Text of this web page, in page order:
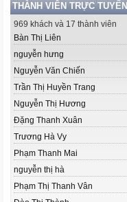
THÀNH VIÊN TRỰC TUYẾN
969 khách và 17 thành viên
Bàn Thị Liên
nguyễn hưng
Nguyễn Văn Chiến
Trần Thị Huyền Trang
Nguyễn Thị Hương
Đặng Thanh Xuân
Trương Hà Vy
Phạm Thanh Mai
nguyễn thị hà
Phạm Thị Thanh Vân